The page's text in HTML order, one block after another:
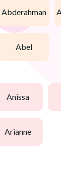
abderahman
abel
anissa
arianne